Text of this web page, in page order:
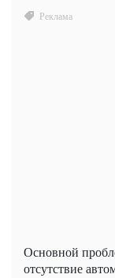
Основной
отсутствие